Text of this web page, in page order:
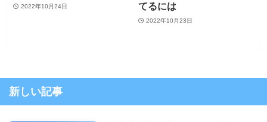
2022年10月24日
てるには
2022年10月23日
新しい記事